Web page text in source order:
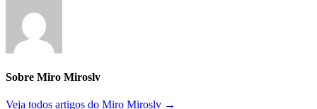
Sobre Miro Miroslv
Veja todos artigos do Miro Miroslv →